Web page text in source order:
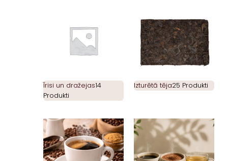
Īrisi un dražejas14
Produkti
Izturētā tēja25 Produkti